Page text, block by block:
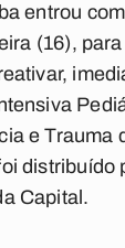
entrou
(16),
e Trauma
distribuído
Capital.